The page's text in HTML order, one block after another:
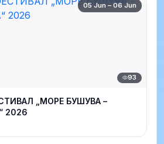
05 Jun – 06 Jun
93
„МОРЕ БУШУВА –
2026